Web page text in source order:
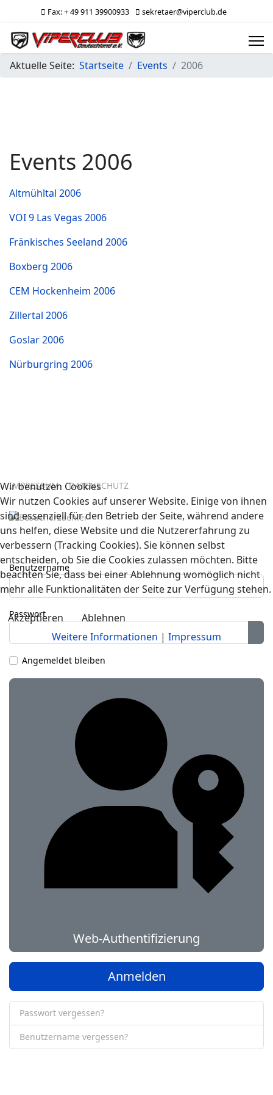
Fax: + 49 911 39900933 sekretaer@viperclub.de
Aktuelle Seite: Startseite Events 2006
Events 2006
Altmühltal 2006
VOI 9 Las Vegas 2006
Fränkisches Seeland 2006
Boxberg 2006
CEM Hockenheim 2006
Zillertal 2006
Goslar 2006
Nürburgring 2006
IMPRESSUM DATENSCHUTZ
Benutzername
Passwort
Angemeldet bleiben
Web-Authentifizierung
Anmelden
Passwort vergessen?
Benutzername vergessen?
Wir benutzen Cookies
Wir nutzen Cookies auf unserer Website. Einige von ihnen
sind essenziell für den Betrieb der Seite, während andere
uns helfen, diese Website und die Nutzererfahrung zu
verbessern (Tracking Cookies). Sie können selbst
entscheiden, ob Sie die Cookies zulassen möchten. Bitte
beachten Sie, dass bei einer Ablehnung womöglich nicht
mehr alle Funktionalitäten der Seite zur Verfügung stehen.
Akzeptieren
Ablehnen
Weitere Informationen | Impressum